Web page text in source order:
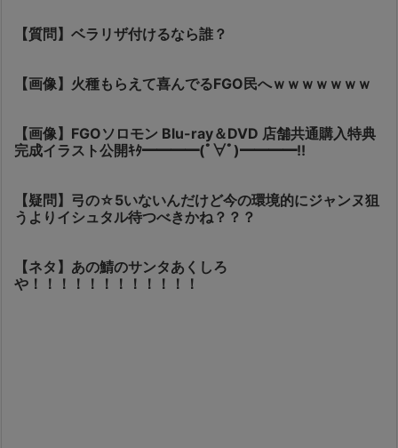
【質問】ベラリザ付けるなら誰？
【画像】火種もらえて喜んでるFGO民へｗｗｗｗｗｗｗ
【画像】FGOソロモン Blu-ray＆DVD 店舗共通購入特典
完成イラスト公開ｷﾀ━━━━(ﾟ∀ﾟ)━━━━!!
【疑問】弓の☆5いないんだけど今の環境的にジャンヌ狙
うよりイシュタル待つべきかね？？？
【ネタ】あの鯖のサンタあくしろ
や！！！！！！！！！！！！